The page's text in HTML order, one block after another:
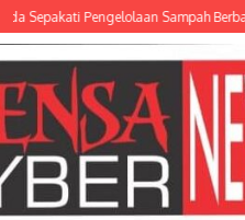
Pengelolaan Sampah Berbasis